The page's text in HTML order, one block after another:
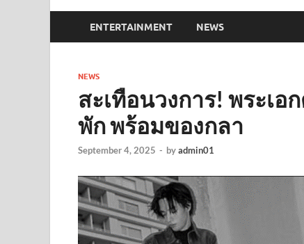
ENTERTAINMENT NEWS
NEWS
สะเทือนวงการ! พระเ
พัก พร้อมของกลา
September 4, 2025 - byadmin01